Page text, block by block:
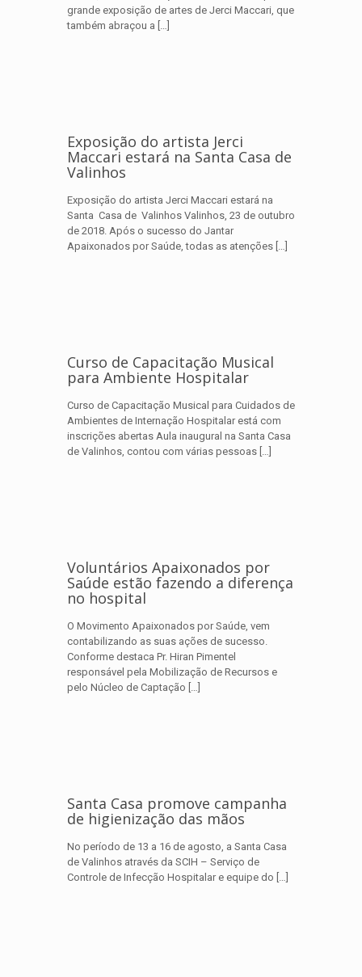
grande exposição de artes de Jerci Maccari, que
também abraçou a […]
Exposição do artista Jerci
Maccari estará na Santa Casa de
Valinhos
Exposição do artista Jerci Maccari estará na
Santa Casa de Valinhos Valinhos, 23 de outubro
de 2018. Após o sucesso do Jantar
Apaixonados por Saúde, todas as atenções […]
Curso de Capacitação Musical
para Ambiente Hospitalar
Curso de Capacitação Musical para Cuidados de
Ambientes de Internação Hospitalar está com
inscrições abertas Aula inaugural na Santa Casa
de Valinhos, contou com várias pessoas […]
Voluntários Apaixonados por
Saúde estão fazendo a diferença
no hospital
O Movimento Apaixonados por Saúde, vem
contabilizando as suas ações de sucesso.
Conforme destaca Pr. Hiran Pimentel
responsável pela Mobilização de Recursos e
pelo Núcleo de Captação […]
Santa Casa promove campanha
de higienização das mãos
No período de 13 a 16 de agosto, a Santa Casa
de Valinhos através da SCIH – Serviço de
Controle de Infecção Hospitalar e equipe do […]